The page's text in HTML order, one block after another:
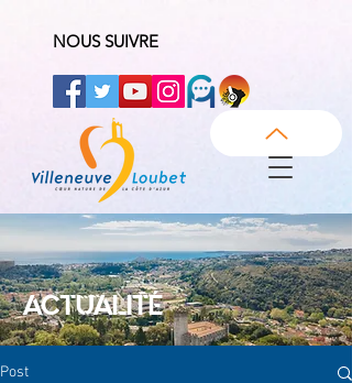
NOUS SUIVRE
ACTUALITÉ
Post